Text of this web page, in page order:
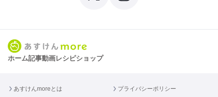
ホーム記事動画レシピショップ
あすけんmoreとは
プライバシーポリシー